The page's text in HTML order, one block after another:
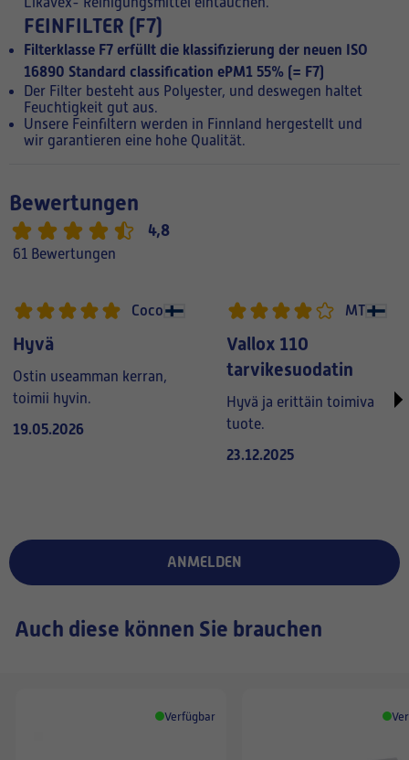
FEINFILTER (F7)
Filterklasse F7 erfüllt die klassifizierung der neuen ISO
16890 Standard classification ePM1 55% (= F7)
Der Filter besteht aus Polyester, und deswegen haltet
Feuchtigkeit gut aus.
Unsere Feinfiltern werden in Finnland hergestellt und
wir garantieren eine hohe Qualität.
Bewertungen
4,8
61 Bewertungen
Coco
Hyvä
Ostin useamman kerran,
toimii hyvin.
19.05.2026
MT
Vallox 110
tarvikesuodatin
Hyvä ja erittäin toimiva
tuote.
23.12.2025
ANMELDEN
Auch diese können Sie brauchen
Verfügbar